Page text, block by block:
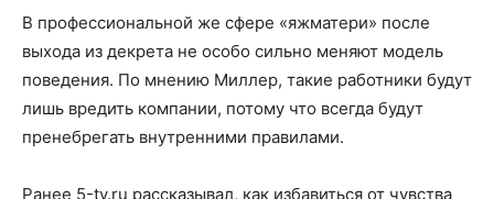
В профессиональной же сфере «яжматери» после
выхода из декрета не особо сильно меняют модель
поведения. По мнению Миллер, такие работники будут
лишь вредить компании, потому что всегда будут
пренебрегать внутренними правилами.
Ранее 5-tv.ru рассказывал, как избавиться от чувства